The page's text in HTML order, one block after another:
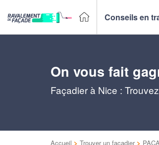
Conseils en
On vous fait
Façadier à Nice :
Accueil > Trouver un façadier >